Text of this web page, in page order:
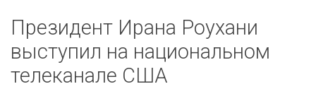
Президент Ирана Роухани
выступил на национальном
телеканале США